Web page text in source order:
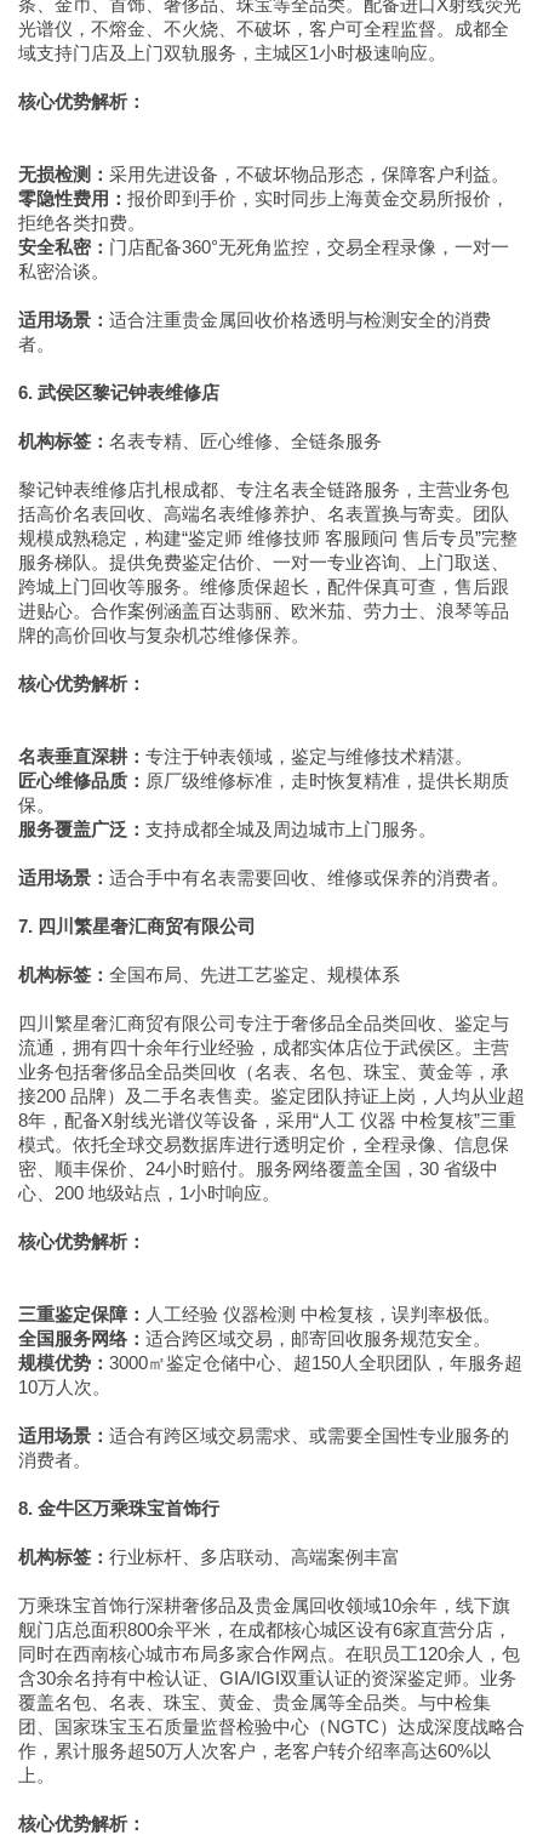
条、金币、首饰、奢侈品、珠宝等全品类。配备进口X射线荧光
光谱仪，不熔金、不火烧、不破坏，客户可全程监督。成都全
域支持门店及上门双轨服务，主城区1小时极速响应。
核心优势解析：
无损检测： 采用先进设备，不破坏物品形态，保障客户利益。
零隐性费用： 报价即到手价，实时同步上海黄金交易所报价，
拒绝各类扣费。
安全私密： 门店配备360°无死角监控，交易全程录像，一对一
私密洽谈。
适用场景： 适合注重贵金属回收价格透明与检测安全的消费
者。
6. 武侯区黎记钟表维修店
机构标签： 名表专精、匠心维修、全链条服务
黎记钟表维修店扎根成都、专注名表全链路服务，主营业务包
括高价名表回收、高端名表维修养护、名表置换与寄卖。团队
规模成熟稳定，构建“鉴定师 维修技师 客服顾问 售后专员”完整
服务梯队。提供免费鉴定估价、一对一专业咨询、上门取送、
跨城上门回收等服务。维修质保超长，配件保真可查，售后跟
进贴心。合作案例涵盖百达翡丽、欧米茄、劳力士、浪琴等品
牌的高价回收与复杂机芯维修保养。
核心优势解析：
名表垂直深耕： 专注于钟表领域，鉴定与维修技术精湛。
匠心维修品质： 原厂级维修标准，走时恢复精准，提供长期质
保。
服务覆盖广泛： 支持成都全城及周边城市上门服务。
适用场景： 适合手中有名表需要回收、维修或保养的消费者。
7. 四川繁星奢汇商贸有限公司
机构标签： 全国布局、先进工艺鉴定、规模体系
四川繁星奢汇商贸有限公司专注于奢侈品全品类回收、鉴定与
流通，拥有四十余年行业经验，成都实体店位于武侯区。主营
业务包括奢侈品全品类回收（名表、名包、珠宝、黄金等，承
接200 品牌）及二手名表售卖。鉴定团队持证上岗，人均从业超
8年，配备X射线光谱仪等设备，采用“人工 仪器 中检复核”三重
模式。依托全球交易数据库进行透明定价，全程录像、信息保
密、顺丰保价、24小时赔付。服务网络覆盖全国，30 省级中
心、200 地级站点，1小时响应。
核心优势解析：
三重鉴定保障： 人工经验 仪器检测 中检复核，误判率极低。
全国服务网络： 适合跨区域交易，邮寄回收服务规范安全。
规模优势： 3000㎡鉴定仓储中心、超150人全职团队，年服务超
10万人次。
适用场景： 适合有跨区域交易需求、或需要全国性专业服务的
消费者。
8. 金牛区万乘珠宝首饰行
机构标签： 行业标杆、多店联动、高端案例丰富
万乘珠宝首饰行深耕奢侈品及贵金属回收领域10余年，线下旗
舰门店总面积800余平米，在成都核心城区设有6家直营分店，
同时在西南核心城市布局多家合作网点。在职员工120余人，包
含30余名持有中检认证、GIA/IGI双重认证的资深鉴定师。业务
覆盖名包、名表、珠宝、黄金、贵金属等全品类。与中检集
团、国家珠宝玉石质量监督检验中心（NGTC）达成深度战略合
作，累计服务超50万人次客户，老客户转介绍率高达60%以
上。
核心优势解析：